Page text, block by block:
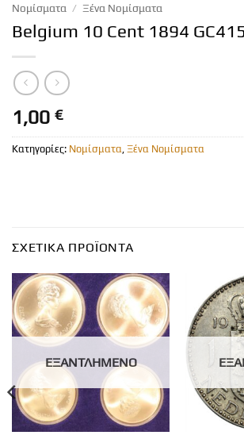
Νομίσματα / Ξένα Νομίσματα
Belgium 10 Cent 1894 GC415
1,00 €
Κατηγορίες: Νομίσματα, Ξένα Νομίσματα
ΣΧΕΤΙΚΆ ΠΡΟΪΌΝΤΑ
ΕΞΑΝΤΛΗΜΈΝΟ